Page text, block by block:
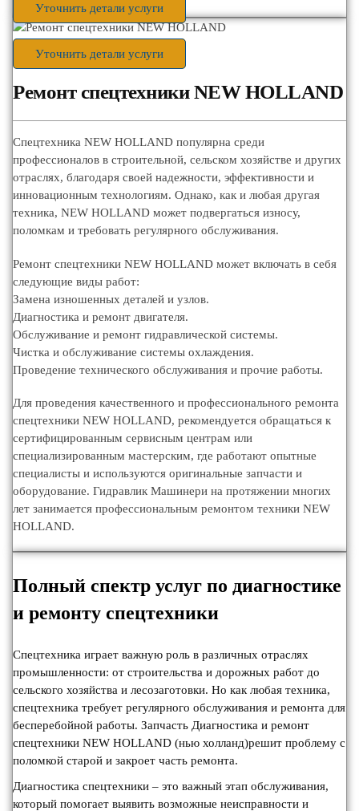
Уточнить детали услуги
Уточнить детали услуги
Ремонт спецтехники NEW HOLLAND
Спецтехника NEW HOLLAND популярна среди
профессионалов в строительной, сельском хозяйстве и других
отраслях, благодаря своей надежности, эффективности и
инновационным технологиям. Однако, как и любая другая
техника, NEW HOLLAND может подвергаться износу,
поломкам и требовать регулярного обслуживания.
Ремонт спецтехники NEW HOLLAND может включать в себя
следующие виды работ:
Замена изношенных деталей и узлов.
Диагностика и ремонт двигателя.
Обслуживание и ремонт гидравлической системы.
Чистка и обслуживание системы охлаждения.
Проведение технического обслуживания и прочие работы.
Для проведения качественного и профессионального ремонта
спецтехники NEW HOLLAND, рекомендуется обращаться к
сертифицированным сервисным центрам или
специализированным мастерским, где работают опытные
специалисты и используются оригинальные запчасти и
оборудование. Гидравлик Машинери на протяжении многих
лет занимается профессиональным ремонтом техники NEW
HOLLAND.
Полный спектр услуг по диагностике
и ремонту спецтехники
Спецтехника играет важную роль в различных отраслях
промышленности: от строительства и дорожных работ до
сельского хозяйства и лесозаготовки. Но как любая техника,
спецтехника требует регулярного обслуживания и ремонта для
бесперебойной работы. Запчасть Диагностика и ремонт
спецтехники NEW HOLLAND (нью холланд)решит проблему с
поломкой старой и закроет часть ремонта.
Диагностика спецтехники – это важный этап обслуживания,
который помогает выявить возможные неисправности и